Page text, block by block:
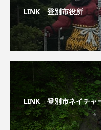
LINK 登別市役所
LINK 登別市ネイチャ